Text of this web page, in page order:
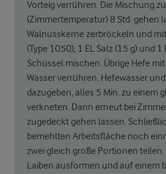
Vorteig verrühren. Die Mischung
(Zimmertemperatur) 8 Std. gehen
Walnusskerne zerbröckeln und
(Type 1050), 1 EL Salz (15 g) und
Schüssel mischen. Übrige Hefe
Wasser verrühren. Hefewasser
dazugeben, alles 5 Min. zu einem
verkneten. Dann erneut bei
zugedeckt gehen lassen.
bemehlten Arbeitsfläche noch
zwei gleich große Portionen
Laiben ausformen und auf einem